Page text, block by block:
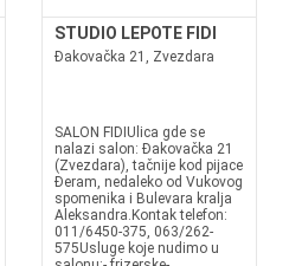
STUDIO LEPOTE FIDI
Đakovačka 21, Zvezdara
SALON FIDIUlica gde se
nalazi salon: Đakovačka 21
(Zvezdara), tačnije kod pijace
Đeram, nedaleko od Vukovog
spomenika i Bulevara kralja
Aleksandra.Kontak telefon:
011/6450-375, 063/262-
575Usluge koje nudimo u